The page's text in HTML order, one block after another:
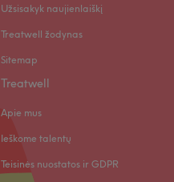
Užsisakyk naujienlaiškį
Treatwell žodynas
Sitemap
Treatwell
Apie mus
Ieškome talentų
Teisinės nuostatos ir GDPR